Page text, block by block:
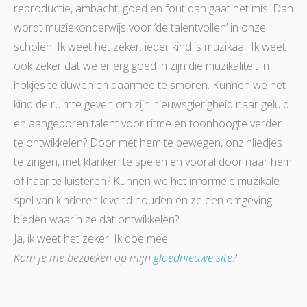
reproductie, ambacht, goed en fout dan gaat het mis. Dan
wordt muziekonderwijs voor ‘de talentvollen’ in onze
scholen. Ik weet het zeker: ieder kind is muzikaal! Ik weet
ook zeker dat we er erg goed in zijn die muzikaliteit in
hokjes te duwen en daarmee te smoren. Kunnen we het
kind de ruimte geven om zijn nieuwsgierigheid naar geluid
en aangeboren talent voor ritme en toonhoogte verder
te ontwikkelen? Door met hem te bewegen, onzinliedjes
te zingen, met klanken te spelen en vooral door naar hem
of haar te luisteren? Kunnen we het informele muzikale
spel van kinderen levend houden en ze een omgeving
bieden waarin ze dat ontwikkelen?
Ja, ik weet het zeker. Ik doe mee.
Kom je me bezoeken op mijn gloednieuwe site?